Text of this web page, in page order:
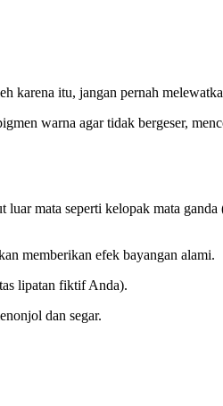
karena itu, jangan pernah
warna agar tidak bergeser,
mata seperti kelopak mata ganda
memberikan efek bayangan alami.
lipatan fiktif Anda).
dan segar.